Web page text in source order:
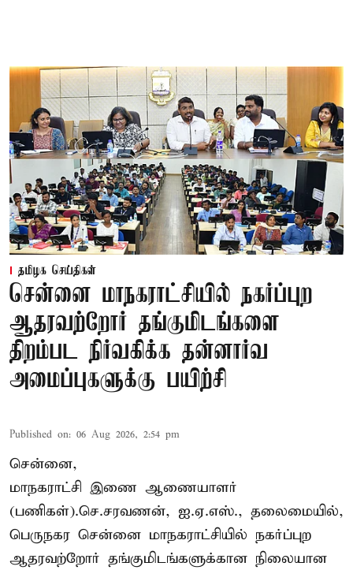
தமிழக செய்திகள்
சென்னை மாநகராட்சியில் நகர்ப்புற
ஆதரவற்றோர் தங்குமிடங்களை
திறம்பட நிர்வகிக்க தன்னார்வ
அமைப்புகளுக்கு பயிற்சி
Published on: 06 Aug 2026, 2:54 pm
சென்னை,
மாநகராட்சி இணை ஆணையாளர்
(பணிகள்).செ.சரவணன், ஐ.ஏ.எஸ்., தலைமையில்,
பெருநகர சென்னை மாநகராட்சியில் நகர்ப்புற
ஆதரவற்றோர் தங்குமிடங்களுக்கான நிலையான